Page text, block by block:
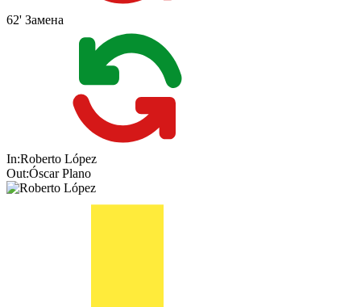
62' Замена
In:Roberto López
Out:Óscar Plano